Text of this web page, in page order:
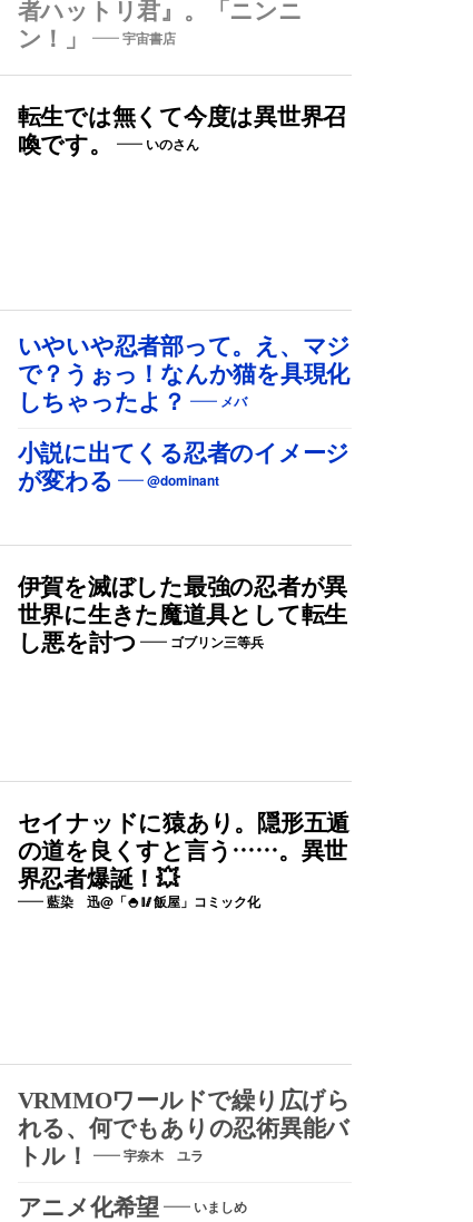
者ハットリ君』。「ニンニ
ン！」
宇宙書店
転生では無くて今度は異世界召
喚です。
いのさん
いやいや忍者部って。え、マジ
で？うぉっ！なんか猫を具現化
しちゃったよ？
メバ
小説に出てくる忍者のイメージ
が変わる
@dominant
伊賀を滅ぼした最強の忍者が異
世界に生きた魔道具として転生
し悪を討つ
ゴブリン三等兵
セイナッドに猿あり。隠形五遁
の道を良くすと言う……。異世
界忍者爆誕！💥
藍染 迅@「🍚🥢飯屋」コミック化
VRMMOワールドで繰り広げら
れる、何でもありの忍術異能バ
トル！
宇奈木 ユラ
アニメ化希望 いましめ